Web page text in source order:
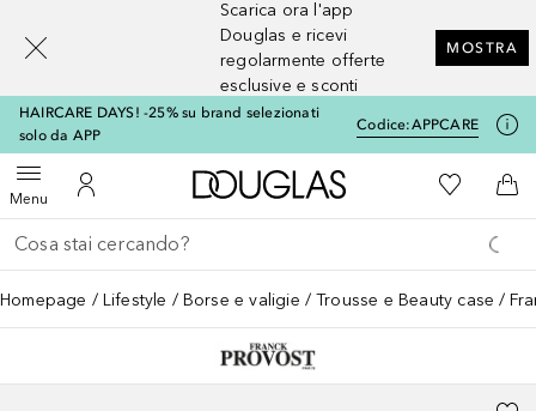
Scarica ora l'app
Douglas e ricevi
regolarmente offerte
esclusive e sconti
MOSTRA
HAIRCARE DAYS! -25% su brand selezionati
solo da APP
Codice:APPCARE
MenuApri menuAl Mio Account
A Douglas HomeAlla Mia
Al
Torna indietro
Esegui ricerca
Homepage Lifestyle Borse e valigie Trousse e Beauty case
[navigation.slideout.screenreader]